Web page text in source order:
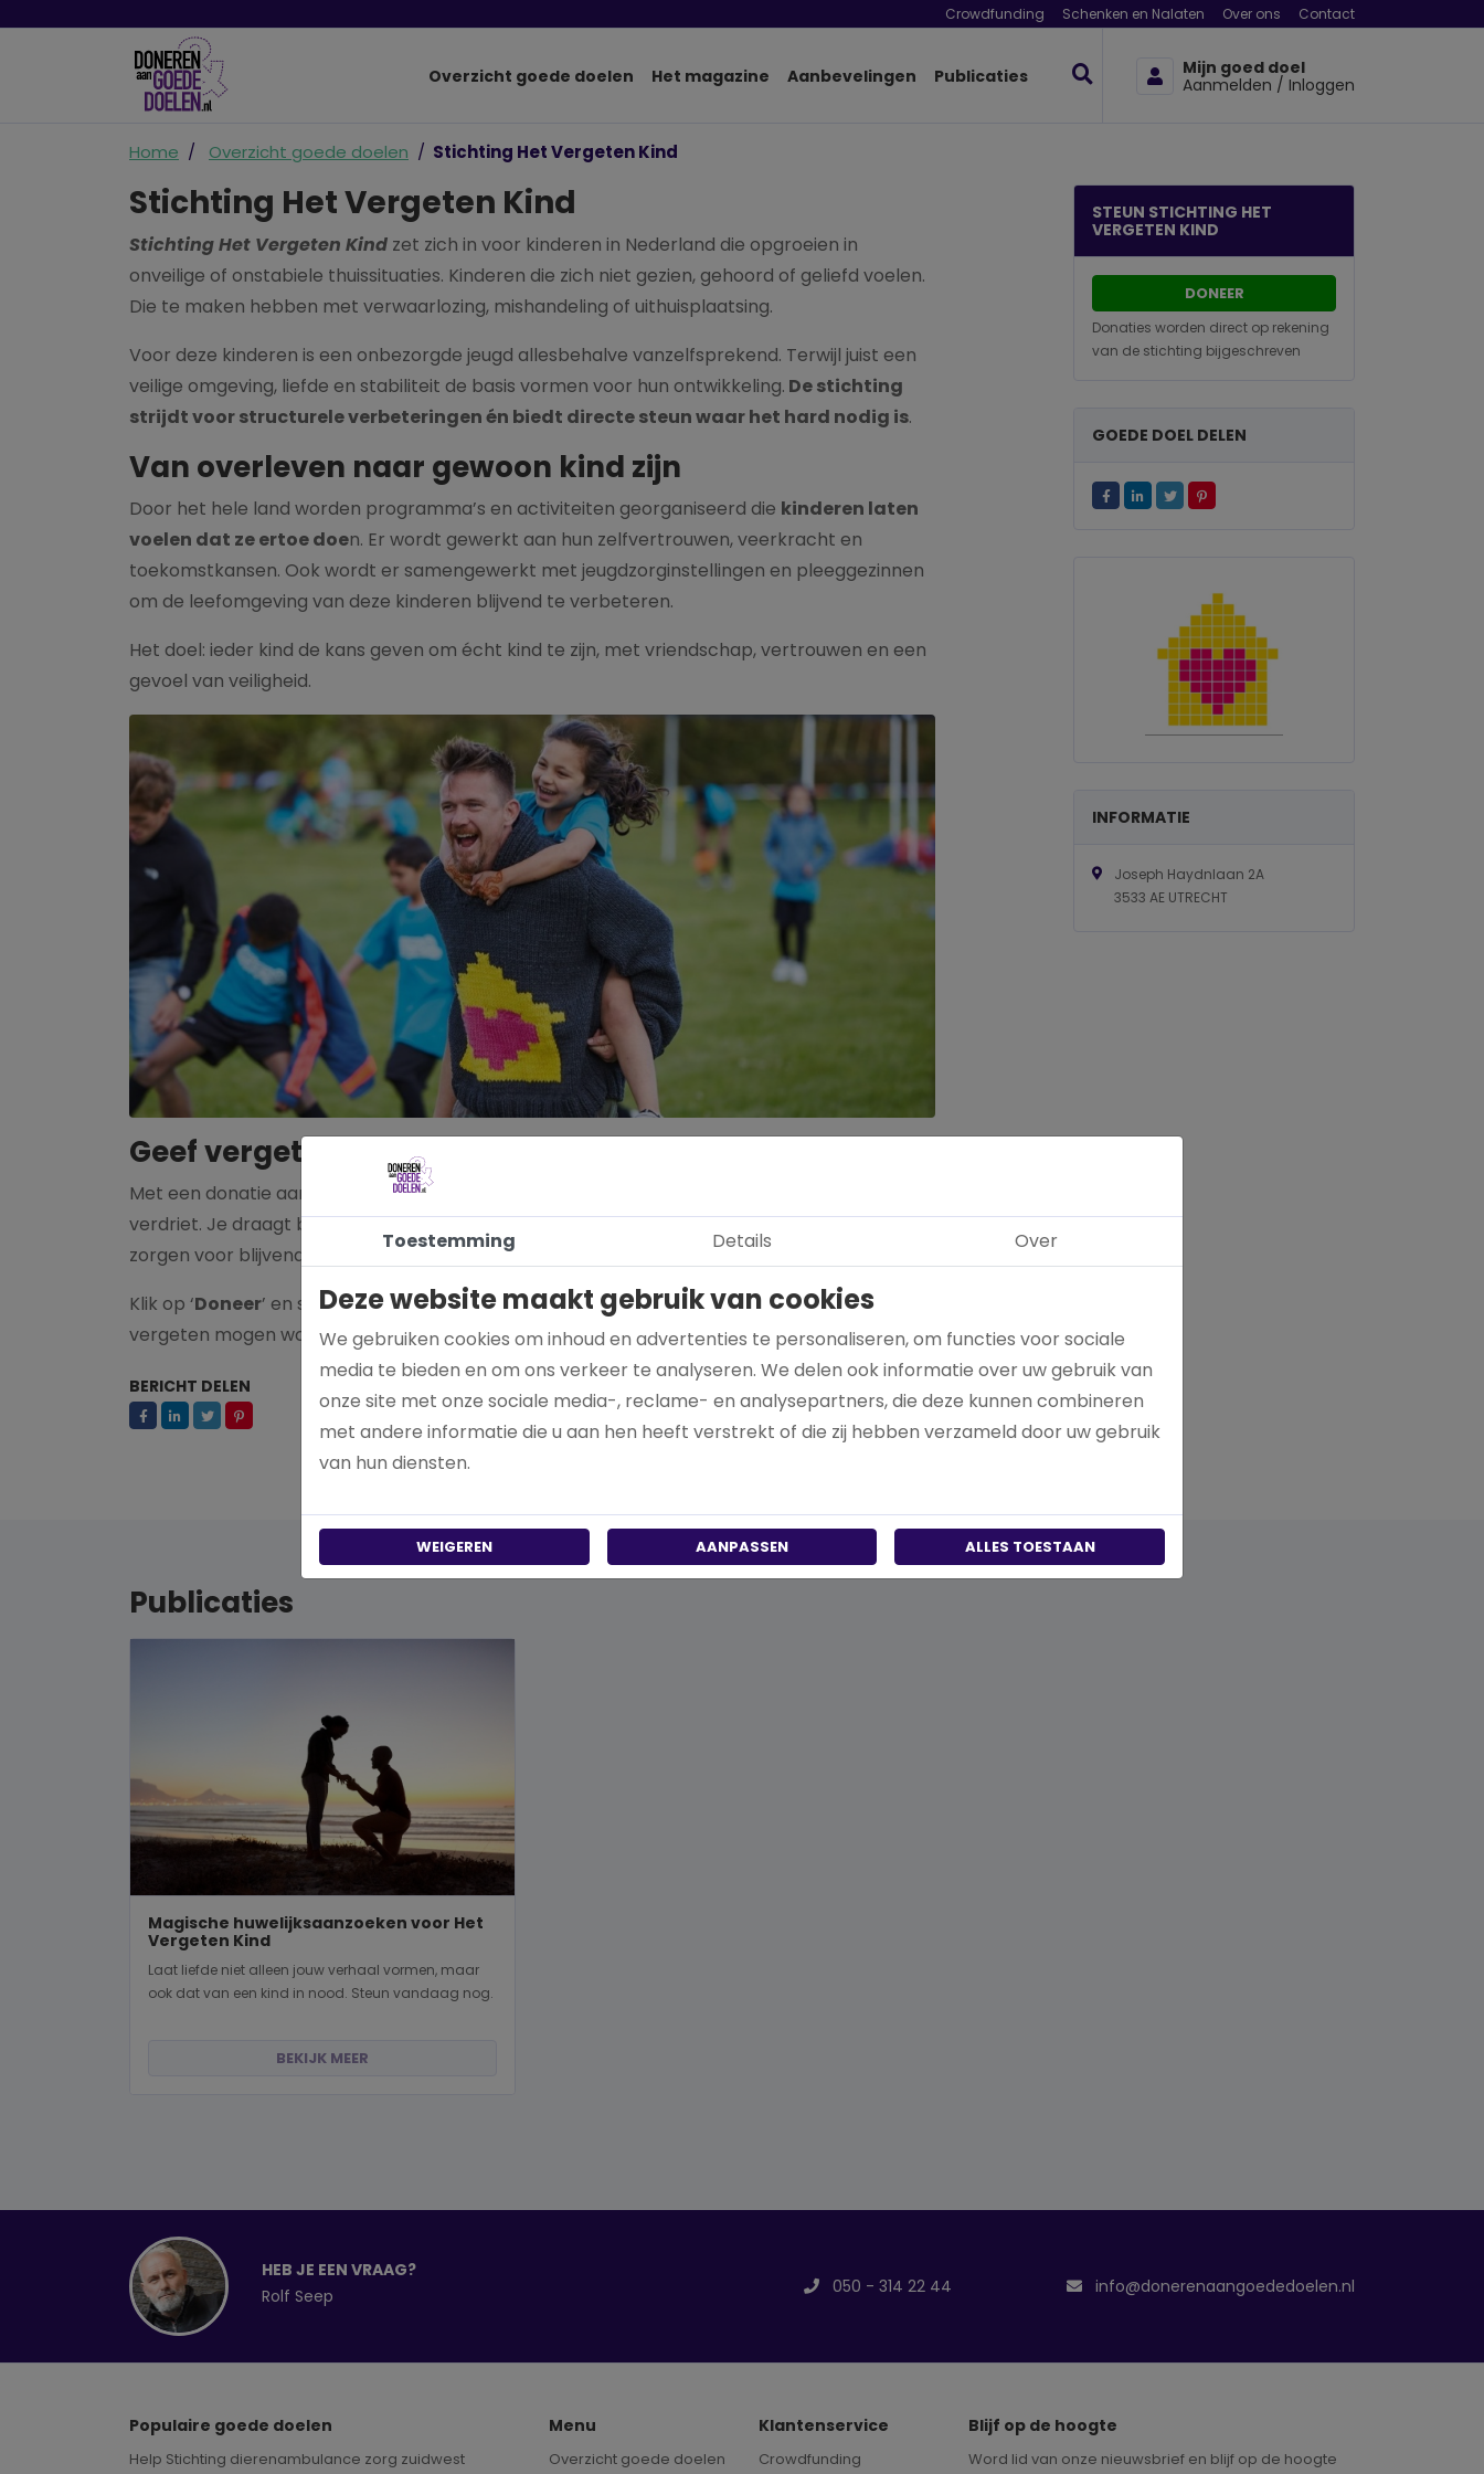
Crowdfunding Schenken en Nalaten Over ons Contact
Overzicht goede doelen Het magazine Aanbevelingen Publicaties
Mijn goed doel
Aanmelden / Inloggen
Home Overzicht goede doelen Stichting Het Vergeten Kind
Stichting Het Vergeten Kind
Stichting Het Vergeten Kind zet zich in voor kinderen in Nederland die opgroeien in
onveilige of onstabiele thuissituaties. Kinderen die zich niet gezien, gehoord of geliefd voelen.
Die te maken hebben met verwaarlozing, mishandeling of uithuisplaatsing.
Voor deze kinderen is een onbezorgde jeugd allesbehalve vanzelfsprekend. Terwijl juist een
veilige omgeving, liefde en stabiliteit de basis vormen voor hun ontwikkeling. De stichting
strijdt voor structurele verbeteringen én biedt directe steun waar het hard nodig is.
Van overleven naar gewoon kind zijn
Door het hele land worden programma’s en activiteiten georganiseerd die kinderen laten
voelen dat ze ertoe doen. Er wordt gewerkt aan hun zelfvertrouwen, veerkracht en
toekomstkansen. Ook wordt er samengewerkt met jeugdzorginstellingen en pleeggezinnen
om de leefomgeving van deze kinderen blijvend te verbeteren.
Het doel: ieder kind de kans geven om écht kind te zijn, met vriendschap, vertrouwen en een
gevoel van veiligheid.
Geef vergeten kinderen een stem
Met een donatie aan Stichting Het Vergeten Kind help je mee aan het doorbreken van stil
verdriet. Je draagt bij aan projecten die kinderen sterker maken, nieuwe kansen creëren en
zorgen voor blijvende veranderingen in beleid en praktijk.
Klik op ‘Doneer’ en steun de strijd voor kinderen die onzichtbaar zijn geworden – maar nooit
vergeten mogen worden.
BERICHT DELEN
STEUN STICHTING HET
VERGETEN KIND
DONEER
Donaties worden direct op rekening
van de stichting bijgeschreven
GOEDE DOEL DELEN
INFORMATIE
Joseph Haydnlaan 2A
3533 AE UTRECHT
Publicaties
Magische huwelijksaanzoeken voor Het
Vergeten Kind
Laat liefde niet alleen jouw verhaal vormen, maar
ook dat van een kind in nood. Steun vandaag nog.
BEKIJK MEER
HEB JE EEN VRAAG?
Rolf Seep
050 - 314 22 44 info@donerenaangoededoelen.nl
Populaire goede doelen
Help Stichting dierenambulance zorg zuidwest
Menu
Overzicht goede doelen
Klantenservice
Crowdfunding
Blijf op de hoogte
Word lid van onze nieuwsbrief en blijf op de hoogte
Toestemming Details Over
Deze website maakt gebruik van cookies
We gebruiken cookies om inhoud en advertenties te personaliseren, om functies voor sociale
media te bieden en om ons verkeer te analyseren. We delen ook informatie over uw gebruik van
onze site met onze sociale media-, reclame- en analysepartners, die deze kunnen combineren
met andere informatie die u aan hen heeft verstrekt of die zij hebben verzameld door uw gebruik
van hun diensten.
WEIGEREN AANPASSEN ALLES TOESTAAN